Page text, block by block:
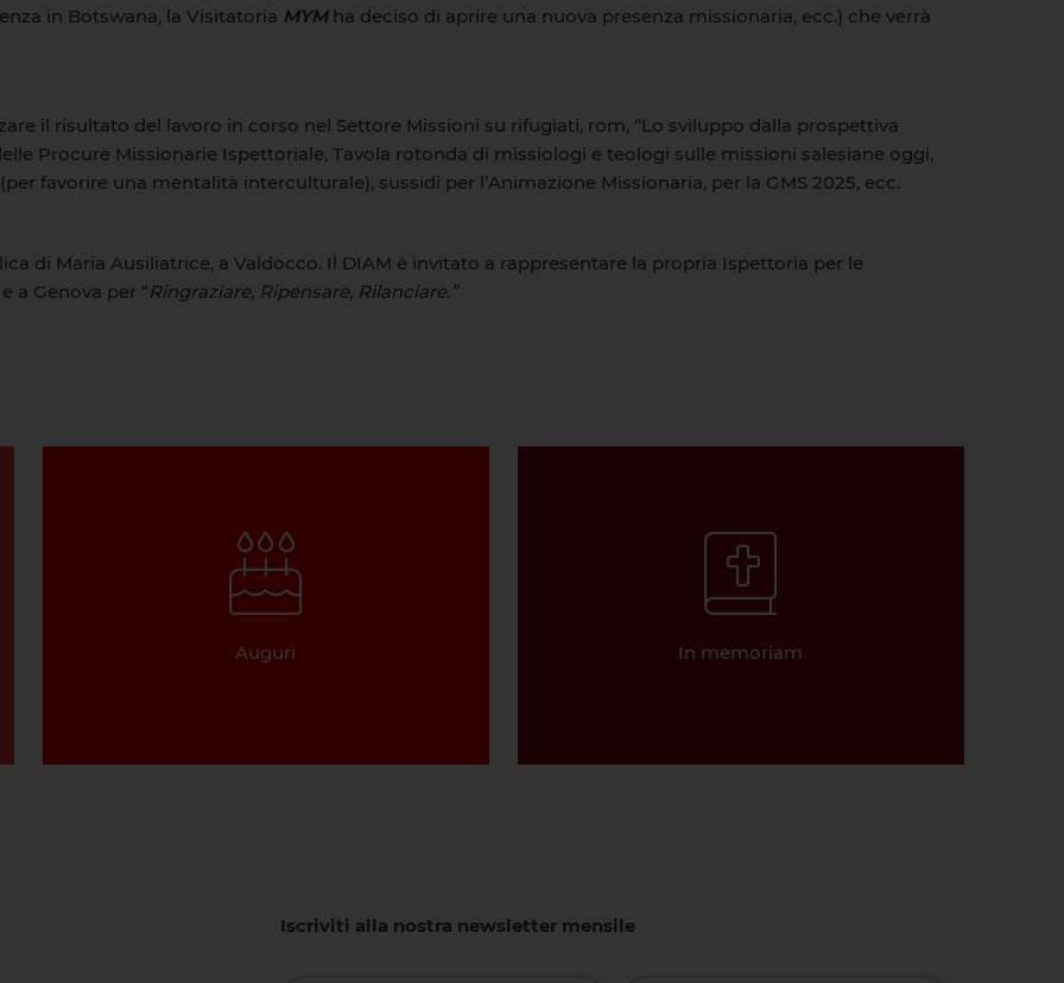
in Botswana, la Visitatoria MYM ha deciso di aprire una nuova presenza missionaria, ecc.) che verrà
il risultato del lavoro in corso nel Settore Missioni su rifugiati, rom, “Lo sviluppo dalla prospettiva
Procure Missionarie Ispettoriale, Tavola rotonda di missiologi e teologi sulle missioni salesiane oggi,
(per favorire una mentalità interculturale), sussidi per l’Animazione Missionaria, per la GMS 2025, ecc.
di Maria Ausiliatrice, a Valdocco. Il DIAM è invitato a rappresentare la propria Ispettoria per le
a Genova per “Ringraziare, Ripensare, Rilanciare.”
Auguri In memoriam
Iscriviti alla nostra newsletter mensile